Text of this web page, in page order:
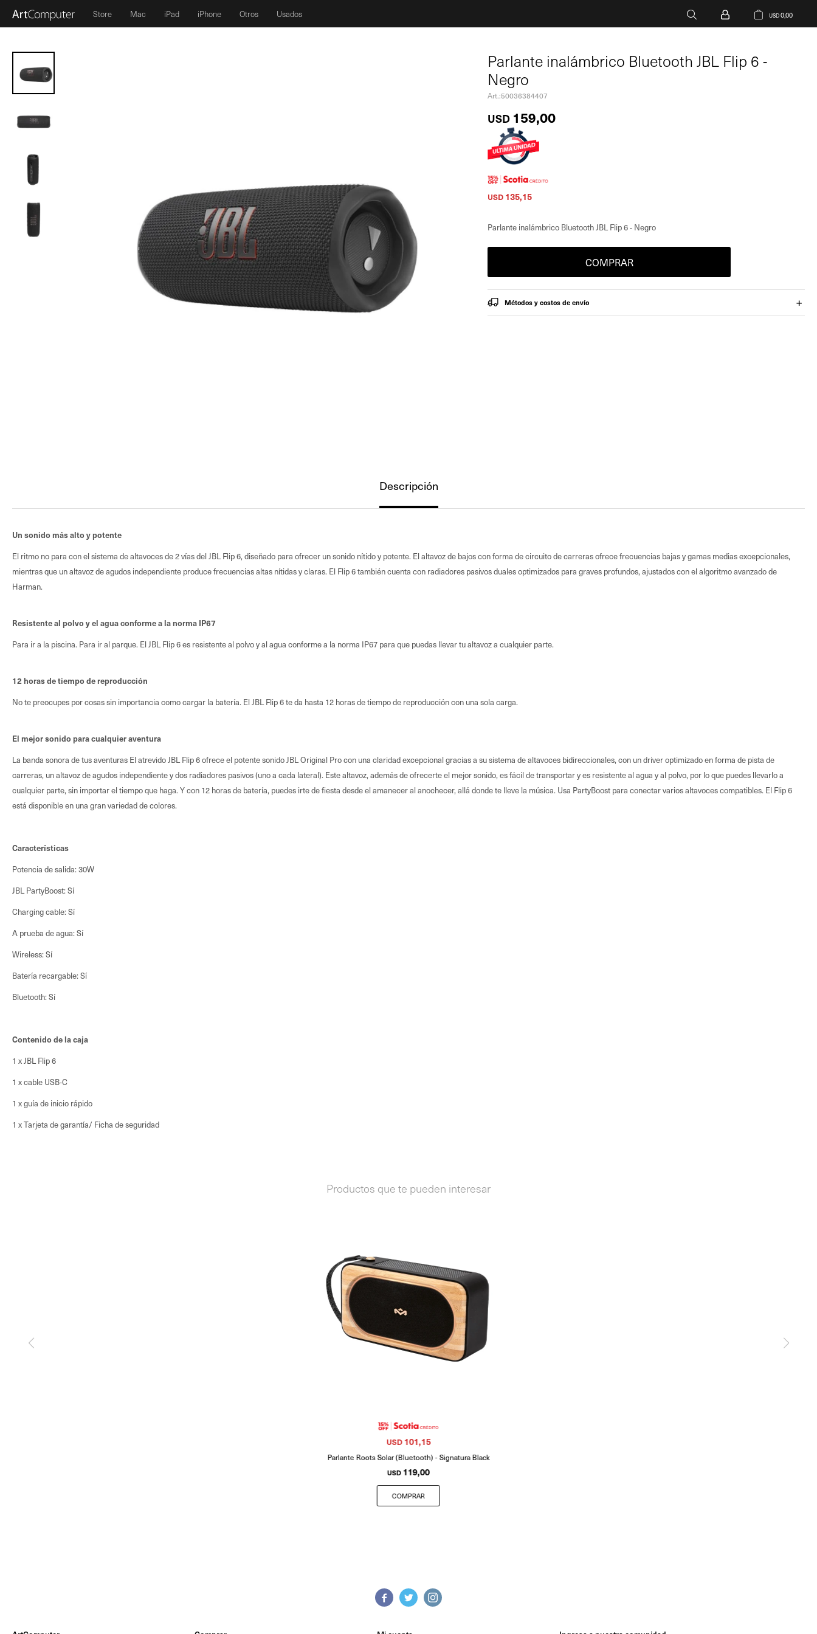
Store Mac iPad iPhone Otros Usados USD0,00
Parlante inalámbrico Bluetooth JBL Flip 6 -
Negro
50036384407
USD 159,00
USD 135,15
Parlante inalámbrico Bluetooth JBL Flip 6 - Negro
COMPRAR
Métodos y costos de envío
Descripción
Un sonido más alto y potente
El ritmo no para con el sistema de altavoces de 2 vías del JBL Flip 6, diseñado para ofrecer un sonido nítido y potente. El altavoz de bajos con forma de circuito de carreras ofrece frecuencias bajas y gamas medias excepcionales,
mientras que un altavoz de agudos independiente produce frecuencias altas nítidas y claras. El Flip 6 también cuenta con radiadores pasivos duales optimizados para graves profundos, ajustados con el algoritmo avanzado de
Harman.
Resistente al polvo y el agua conforme a la norma IP67
Para ir a la piscina. Para ir al parque. El JBL Flip 6 es resistente al polvo y al agua conforme a la norma IP67 para que puedas llevar tu altavoz a cualquier parte.
12 horas de tiempo de reproducción
No te preocupes por cosas sin importancia como cargar la batería. El JBL Flip 6 te da hasta 12 horas de tiempo de reproducción con una sola carga.
El mejor sonido para cualquier aventura
La banda sonora de tus aventuras El atrevido JBL Flip 6 ofrece el potente sonido JBL Original Pro con una claridad excepcional gracias a su sistema de altavoces bidireccionales, con un driver optimizado en forma de pista de
carreras, un altavoz de agudos independiente y dos radiadores pasivos (uno a cada lateral). Este altavoz, además de ofrecerte el mejor sonido, es fácil de transportar y es resistente al agua y al polvo, por lo que puedes llevarlo a
cualquier parte, sin importar el tiempo que haga. Y con 12 horas de batería, puedes irte de fiesta desde el amanecer al anochecer, allá donde te lleve la música. Usa PartyBoost para conectar varios altavoces compatibles. El Flip 6
está disponible en una gran variedad de colores.
Características
Potencia de salida: 30W
JBL PartyBoost: Sí
Charging cable: Sí
A prueba de agua: Sí
Wireless: Sí
Batería recargable: Sí
Bluetooth: Sí
Contenido de la caja
1 x JBL Flip 6
1 x cable USB-C
1 x guía de inicio rápido
1 x Tarjeta de garantía/ Ficha de seguridad
Productos que te pueden interesar
Parlante Roots Solar (Bluetooth) - Signatura Black
USD119,00
USD101,15
  